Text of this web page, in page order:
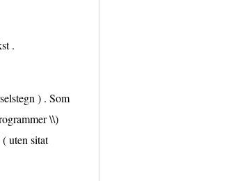
.
) . Som
\\)
uten sitat